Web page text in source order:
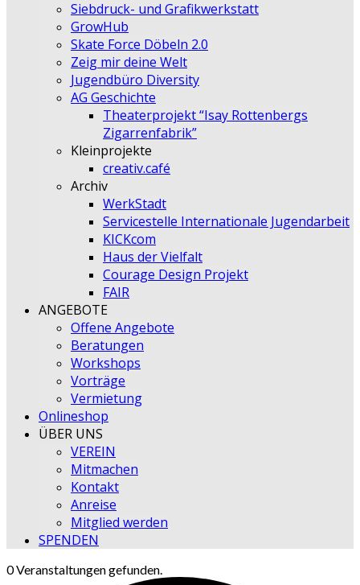
Siebdruck- und Grafikwerkstatt
GrowHub
Skate Force Döbeln 2.0
Zeig mir deine Welt
Jugendbüro Diversity
AG Geschichte
Theaterprojekt “Isay Rottenbergs
Zigarrenfabrik”
Kleinprojekte
creativ.café
Archiv
WerkStadt
Servicestelle Internationale Jugendarbeit
KICKcom
Haus der Vielfalt
Courage Design Projekt
FAIR
ANGEBOTE
Offene Angebote
Beratungen
Workshops
Vorträge
Vermietung
Onlineshop
ÜBER UNS
VEREIN
Mitmachen
Kontakt
Anreise
Mitglied werden
SPENDEN
0 Veranstaltungen gefunden.